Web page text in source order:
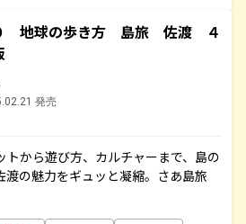
地球の歩き方 島旅 佐渡 ４
発売
から遊び方、カルチャーまで、島の
渡の魅力をギュッと凝縮。さあ島旅